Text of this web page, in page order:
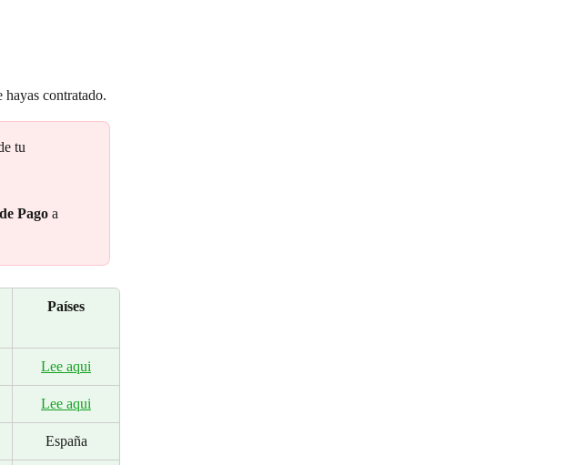
hayas contratado.
tu
Pago a
Países
Lee aqui
Lee aqui
España